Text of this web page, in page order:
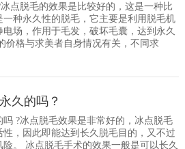
点脱毛的效果是比较好的，这是一种比
种永久性的脱毛，它主要是利用脱毛机
场，作用于毛发，破坏毛囊，达到永久
价格与求美者自身情况有关，不同求
久的吗？
?冰点脱毛效果是非常好的，冰点脱毛
，因此即能达到长久脱毛目的，又不过
。 冰点脱毛手术的效果一般是可以长久